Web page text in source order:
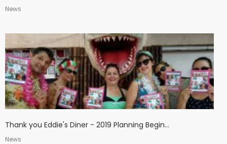
News
Thank you Eddie's Diner - 2019 Planning Begin...
News